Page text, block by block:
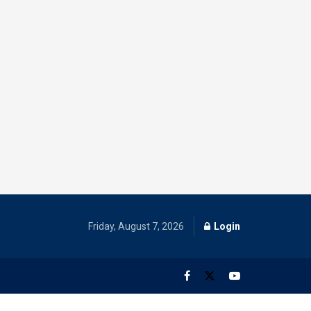
Friday, August 7, 2026 Login